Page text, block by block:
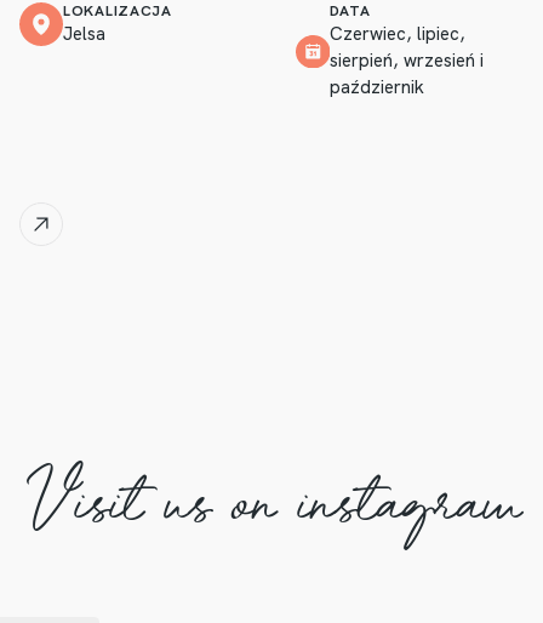
LOKALIZACJA
Jelsa
DATA
Czerwiec, lipiec,
sierpień, wrzesień i
październik
Visit us on instagram